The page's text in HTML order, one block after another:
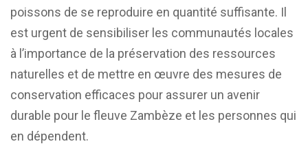
poissons de se reproduire en quantité suffisante. Il
est urgent de sensibiliser les communautés locales
à l’importance de la préservation des ressources
naturelles et de mettre en œuvre des mesures de
conservation efficaces pour assurer un avenir
durable pour le fleuve Zambèze et les personnes qui
en dépendent.